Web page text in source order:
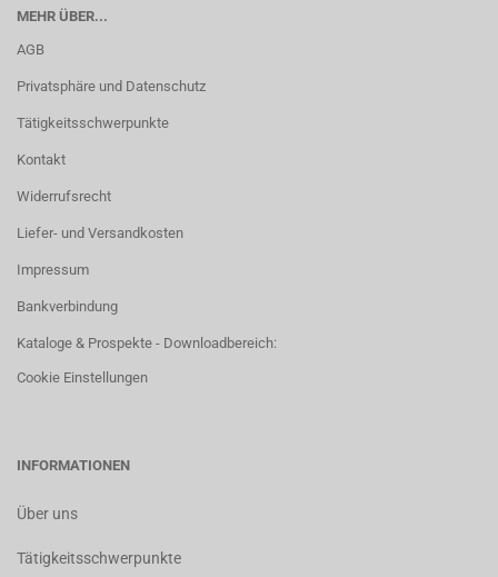
MEHR ÜBER...
AGB
Privatsphäre und Datenschutz
Tätigkeitsschwerpunkte
Kontakt
Widerrufsrecht
Liefer- und Versandkosten
Impressum
Bankverbindung
Kataloge & Prospekte - Downloadbereich:
Cookie Einstellungen
INFORMATIONEN
Über uns
Tätigkeitsschwerpunkte